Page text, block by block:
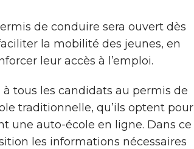
de conduire sera ouvert dès
la mobilité des jeunes, en
leur accès à l’emploi.
tous les candidats au permis de
traditionnelle, qu’ils optent pour
une auto-école en ligne. Dans ce
les informations nécessaires